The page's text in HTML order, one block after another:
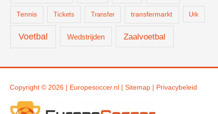
Tennis Tickets Transfer transfermarkt Urk
Voetbal Wedstrijden Zaalvoetbal
Copyright © 2026 | Europesoccer.nl Sitemap Privacybeleid